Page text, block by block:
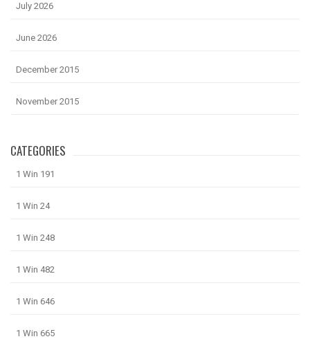
July 2026
June 2026
December 2015
November 2015
CATEGORIES
1 Win 191
1 Win 24
1 Win 248
1 Win 482
1 Win 646
1 Win 665